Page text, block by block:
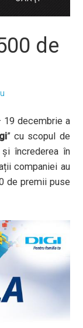
de
19 decembrie a
” cu scopul de
încrederea în
companiei au
de premii puse